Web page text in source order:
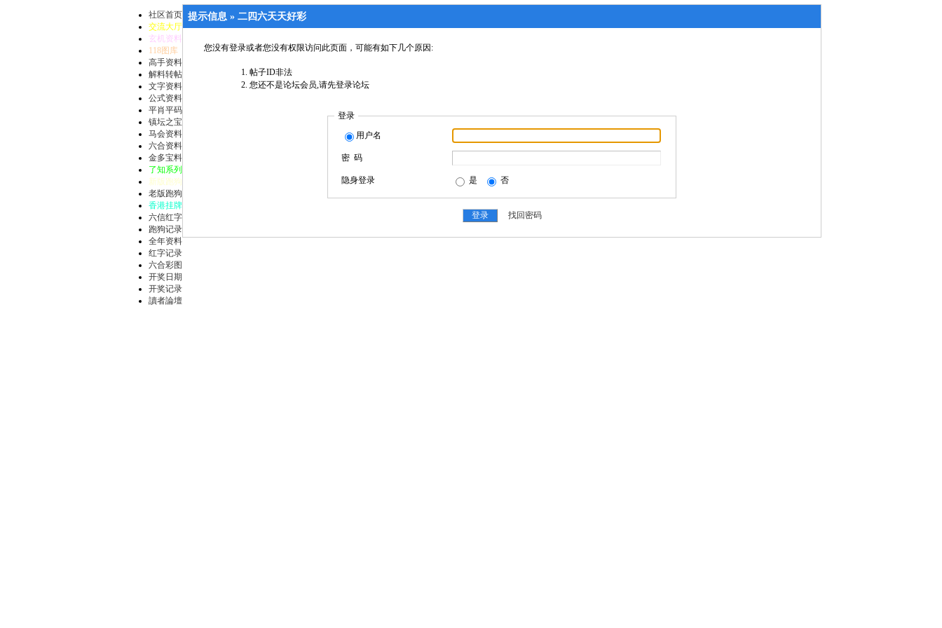
社区首页
交流大厅
玄机资料
118图库
高手资料
解料转帖
文字资料
公式资料
平肖平码
镇坛之宝
马会资料
六合资料
金多宝料
了知系列
新版跑狗
老版跑狗
香港挂牌
六信红字
跑狗记录
全年资料
红字记录
六合彩图
开奖日期
开奖记录
讀者論壇
提示信息 » 二四六天天好彩
您没有登录或者您没有权限访问此页面，可能有如下几个原因:
帖子ID非法
您还不是论坛会员,请先登录论坛
登录
用户名
密 码
隐身登录 是 否
找回密码